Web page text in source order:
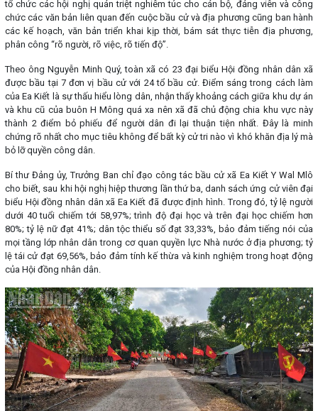
tổ chức các hội nghị quán triệt nghiêm túc cho cán bộ, đảng viên và công
chức các văn bản liên quan đến cuộc bầu cử và địa phương cũng ban hành
các kế hoạch, văn bản triển khai kịp thời, bám sát thực tiễn địa phương,
phân công “rõ người, rõ việc, rõ tiến độ”.
Theo ông Nguyễn Minh Quý, toàn xã có 23 đại biểu Hội đồng nhân dân xã
được bầu tại 7 đơn vị bầu cử với 24 tổ bầu cử. Điểm sáng trong cách làm
của Ea Kiết là sự thấu hiểu lòng dân, nhận thấy khoảng cách giữa khu dự án
và khu cũ của buôn H Mông quá xa nên xã đã chủ động chia khu vực này
thành 2 điểm bỏ phiếu để người dân đi lại thuận tiện nhất. Đây là minh
chứng rõ nhất cho mục tiêu không để bất kỳ cử tri nào vì khó khăn địa lý mà
bỏ lỡ quyền công dân.
Bí thư Đảng ủy, Trưởng Ban chỉ đạo công tác bầu cử xã Ea Kiết Y Wal Mlô
cho biết, sau khi hội nghị hiệp thương lần thứ ba, danh sách ứng cử viên đại
biểu Hội đồng nhân dân xã Ea Kiết đã được định hình. Trong đó, tỷ lệ người
dưới 40 tuổi chiếm tới 58,97%; trình độ đại học và trên đại học chiếm hơn
80%; tỷ lệ nữ đạt 41%; dân tộc thiểu số đạt 33,33%, bảo đảm tiếng nói của
mọi tầng lớp nhân dân trong cơ quan quyền lực Nhà nước ở địa phương; tỷ
lệ tái cử đạt 69,56%, bảo đảm tính kế thừa và kinh nghiệm trong hoạt động
của Hội đồng nhân dân.